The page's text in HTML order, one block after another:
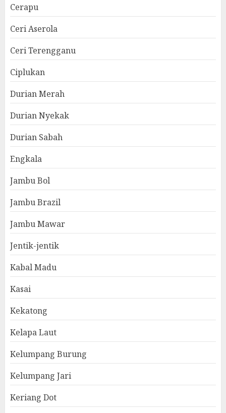
Cerapu
Ceri Aserola
Ceri Terengganu
Ciplukan
Durian Merah
Durian Nyekak
Durian Sabah
Engkala
Jambu Bol
Jambu Brazil
Jambu Mawar
Jentik-jentik
Kabal Madu
Kasai
Kekatong
Kelapa Laut
Kelumpang Burung
Kelumpang Jari
Keriang Dot